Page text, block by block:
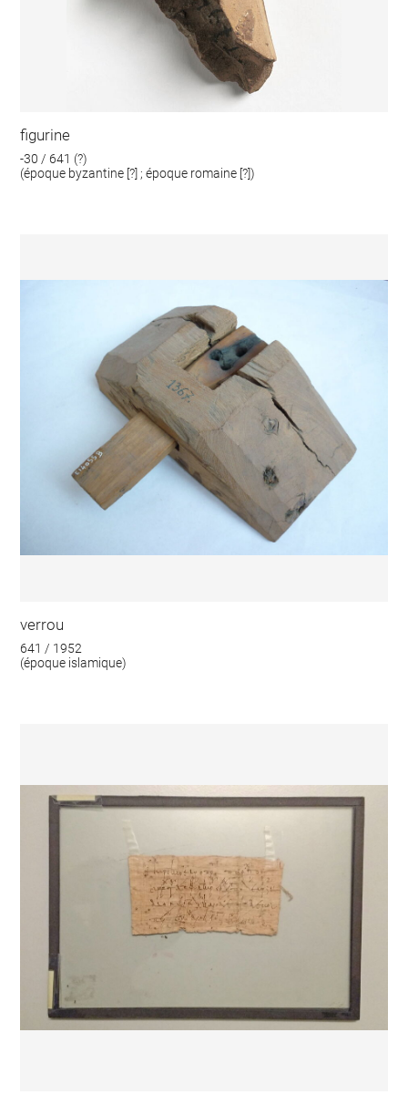
figurine
-30 / 641 (?)
(époque byzantine [?] ; époque romaine [?])
verrou
641 / 1952
(époque islamique)